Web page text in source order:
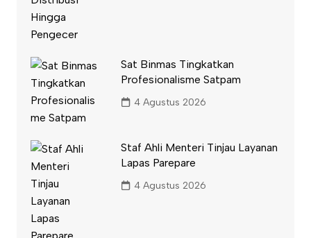
Sat Binmas Tingkatkan
Profesionalisme Satpam
4 Agustus 2026
Staf Ahli Menteri Tinjau Layanan
Lapas Parepare
4 Agustus 2026